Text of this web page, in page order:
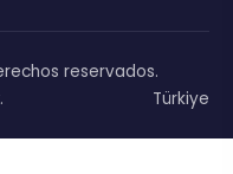
reservados.
. Türkiye